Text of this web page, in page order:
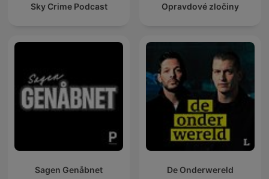
Sky Crime Podcast Opravdové zločiny
Sagen Genåbnet De Onderwereld